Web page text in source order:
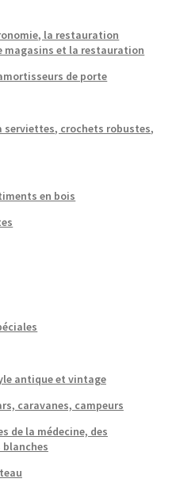
produit
la restauration
magasins et la restauration
de porte
serviettes, crochets robustes,
en bois
antique et vintage
caravanes, campeurs
de la médecine, des